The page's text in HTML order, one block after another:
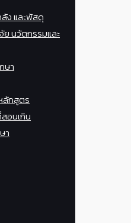
ง และพัสดุ
ย นวัตกรรมและ
ษา
ลักสูตร
อนเกิน
า